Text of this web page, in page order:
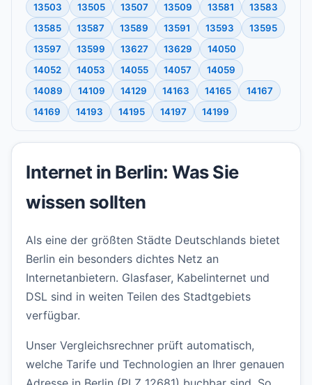
13503
13505 13507 13509 13581
13583
13585
13587 13589 13591 13593
13595
13597
13599 13627 13629
14050
14052
14053 14055 14057
14059
14089
14109 14129 14163 14165
14167
14169
14193 14195 14197 14199
Internet in Berlin: Was Sie
wissen sollten
Als eine der größten Städte Deutschlands bietet
Berlin ein besonders dichtes Netz an
Internetanbietern. Glasfaser, Kabelinternet und
DSL sind in weiten Teilen des Stadtgebiets
verfügbar.
Unser Vergleichsrechner prüft automatisch,
welche Tarife und Technologien an Ihrer genauen